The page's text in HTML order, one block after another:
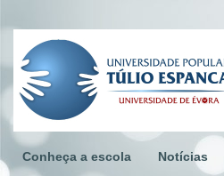
Conheça a escola Notícias